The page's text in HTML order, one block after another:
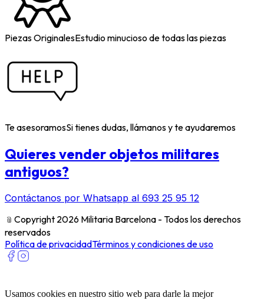
Piezas OriginalesEstudio minucioso de todas las piezas
Te asesoramosSi tienes dudas, llámanos y te ayudaremos
Quieres vender objetos militares
antiguos?
Contáctanos por Whatsapp al 693 25 95 12
﹫ Copyright 2026 Militaria Barcelona - Todos los derechos
reservados
Política de privacidadTérminos y condiciones de uso
Usamos cookies en nuestro sitio web para darle la mejor